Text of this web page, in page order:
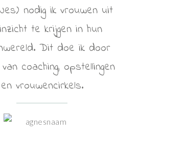
nodig ik vrouwen uit
te krijgen in hun
Dit doe ik door
coaching, opstellingen
en vrouwencirkels.